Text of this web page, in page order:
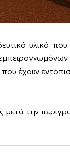
υλικό
έχουν
την